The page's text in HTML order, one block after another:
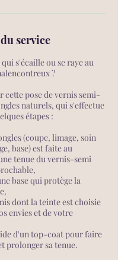
service
s'écaille ou se raye au
?
cette pose de vernis semi-
naturels, qui s'effectue
étapes :
(coupe, limage, soin
base) est faite au
tenue du vernis-semi
base qui protège la
dont la teinte est choisie
envies et de votre
d'un top-coat pour faire
prolonger sa tenue.